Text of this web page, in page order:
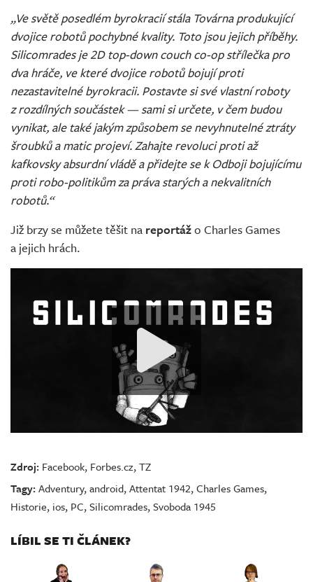
„Ve světě posedlém byrokracií stála Továrna produkující
dvojice robotů pochybné kvality. Toto jsou jejich příběhy.
Silicomrades je 2D top-down couch co-op střílečka pro
dva hráče, ve které dvojice robotů bojují proti
nezastavitelné byrokracii. Postavte si své vlastní roboty
z rozdílných součástek — sami si určete, v čem budou
vynikat, ale také jakým způsobem se nevyhnutelné ztráty
šroubků a matic projeví. Zahajte revoluci proti až
kafkovsky absurdní vládě a přidejte se k Odboji bojujícímu
proti robo-politikům za práva starých a nekvalitních
robotů.“
Již brzy se můžete těšit na reportážo Charles Games
a jejich hrách.
Zdroj: Facebook, Forbes.cz,TZ
Tagy:Adventury,android,Attentat 1942,Charles Games,
Historie, ios, PC,Silicomrades,Svoboda 1945
LÍBIL SE TI ČLÁNEK?